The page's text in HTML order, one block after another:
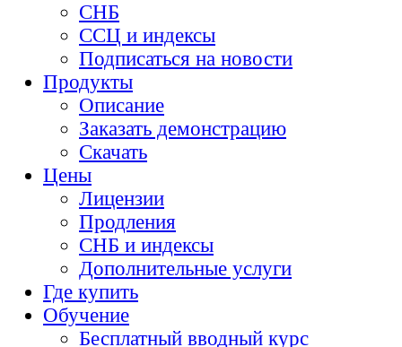
СНБ
ССЦ и индексы
Подписаться на новости
Продукты
Описание
Заказать демонстрацию
Скачать
Цены
Лицензии
Продления
СНБ и индексы
Дополнительные услуги
Где купить
Обучение
Бесплатный вводный курс